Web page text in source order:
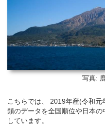
写真:
こちらでは、 2019年産(令和
類のデータを全国順位や日本
しています。